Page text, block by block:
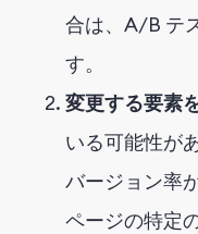
合は、A/B テ
す。
変更する要素
いる可能性が
バージョン率
ページの特定